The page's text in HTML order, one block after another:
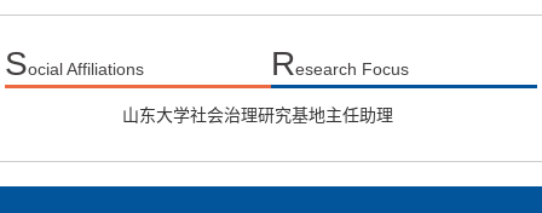
Social Affiliations Research Focus
山东大学社会治理研究基地主任助理